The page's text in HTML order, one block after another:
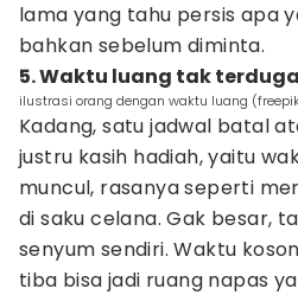
lama yang tahu persis apa
bahkan sebelum diminta.
5. Waktu luang tak terduga
ilustrasi orang dengan waktu luang
Kadang, satu jadwal batal
justru kasih hadiah, yaitu
muncul, rasanya seperti
di saku celana. Gak besar,
senyum sendiri. Waktu
tiba bisa jadi ruang napas